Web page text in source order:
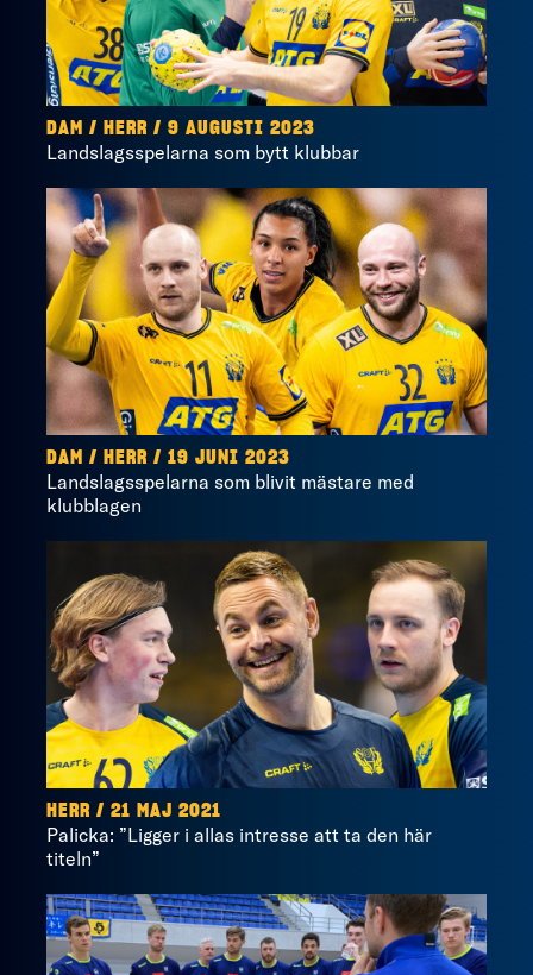
DAM / HERR / 9 AUGUSTI 2023
Landslagsspelarna som bytt klubbar
DAM / HERR / 19 JUNI 2023
Landslagsspelarna som blivit mästare med
klubblagen
HERR / 21 MAJ 2021
Palicka: ”Ligger i allas intresse att ta den här
titeln”